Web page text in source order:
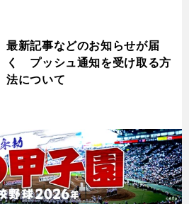
最新記事などのお知らせが届
く プッシュ通知を受け取る方
法について